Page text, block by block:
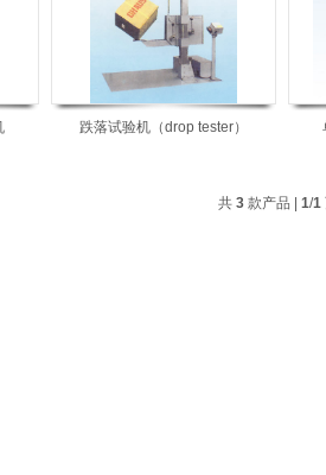
跌落试验机（drop tester）
共 3 款产品 | 1/1